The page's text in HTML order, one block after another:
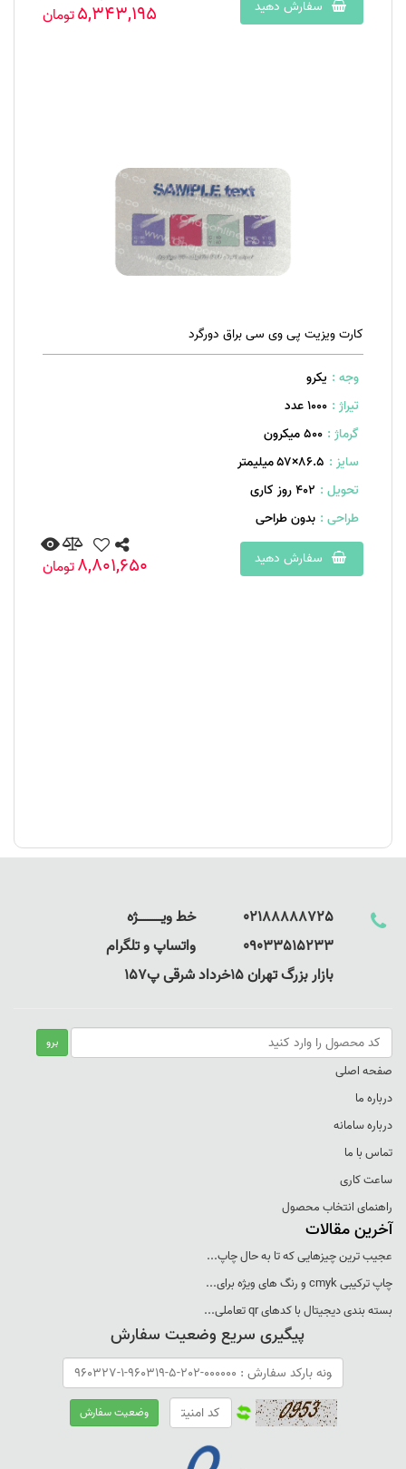
سفارش دهید
5,343,195تومان
کارت ویزیت پی وی سی براق دورگرد
وجه : یکرو
تیراژ : 1000 عدد
گرماژ : ۵۰۰ میکرون
سایز : ۸۶.۵×۵۷ میلیمتر
تحویل : 402 روز کاری
طراحی : بدون طراحی
سفارش دهید
8,801,650تومان
02188888725 خط ویـــــــــــــژه
09033515233 واتساپ و تلگرام
بازار بزرگ تهران 15خرداد شرقی پ157
صفحه اصلی
درباره ما
درباره سامانه
تماس با ما
ساعت کاری
راهنمای انتخاب محصول
آخرین مقالات
عجيب ترين چيزهايی که تا به حال چاپ...
چاپ ترکيبی cmyk و رنگ های ويژه برای...
بسته بندی ديجيتال با کدهای qr تعاملی...
پیگیری سریع وضعیت سفارش